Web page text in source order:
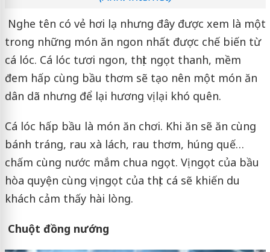
Nghe tên có vẻ hơi lạ nhưng đây được xem là một
trong những món ăn ngon nhất được chế biến từ
cá lóc. Cá lóc tươi ngon, thịt ngọt thanh, mềm
đem hấp cùng bầu thơm sẽ tạo nên một món ăn
dân dã nhưng để lại hương vị lại khó quên.
Cá lóc hấp bầu là món ăn chơi. Khi ăn sẽ ăn cùng
bánh tráng, rau xà lách, rau thơm, húng quế…
chấm cùng nước mắm chua ngọt. Vị ngọt của bầu
hòa quyện cùng vị ngọt của thịt cá sẽ khiến du
khách cảm thấy hài lòng.
Chuột đồng nướng